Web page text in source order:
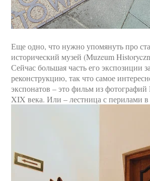
Еще одно, что нужно упомянуть про
исторический музей (Muzeum
Сейчас большая часть его экспозиции
реконструкцию, так что самое
экспонатов – это фильм из
XIX века. Или – лестница с перилами в